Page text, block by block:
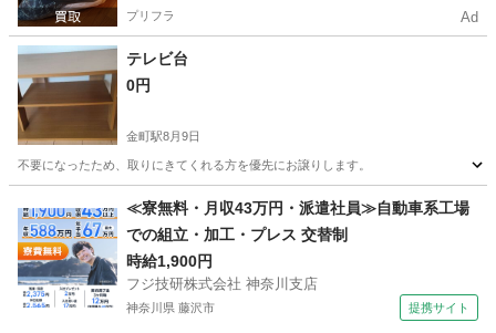
プリフラ Ad
テレビ台
0円
金町駅8月9日
不要になったため、取りにきてくれる方を優先にお譲りします。
金町駅 テーブル 譲り
≪寮無料・月収43万円・派遣社員≫自動車系工場
での組立・加工・プレス 交替制
時給1,900円
フジ技研株式会社 神奈川支店
神奈川県 藤沢市 提携サイト